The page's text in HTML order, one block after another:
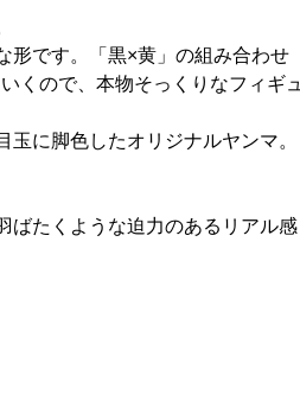
形です。「黒×黄」の組み合わせ
くので、本物そっくりなフィギュ
に脚色したオリジナルヤンマ。
ばたくような迫力のあるリアル感